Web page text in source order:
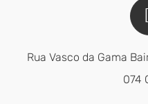
Rua Vasco da Gama
074